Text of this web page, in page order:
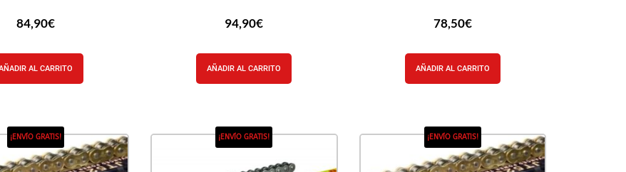
84,90€
AL CARRITO
94,90€
AÑADIR AL CARRITO
78,50€
AÑADIR AL CARRITO
¡ENVÍO GRATIS! ¡ENVÍO GRATIS! ¡ENVÍO GRATIS!